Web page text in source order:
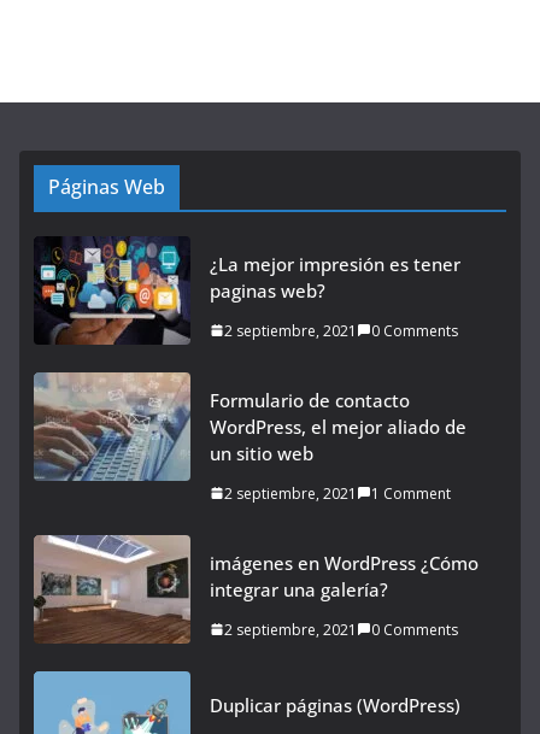
Páginas Web
¿La mejor impresión es tener
paginas web?
2 septiembre, 2021 0 Comments
Formulario de contacto
WordPress, el mejor aliado de
un sitio web
2 septiembre, 2021 1 Comment
imágenes en WordPress ¿Cómo
integrar una galería?
2 septiembre, 2021 0 Comments
Duplicar páginas (WordPress)